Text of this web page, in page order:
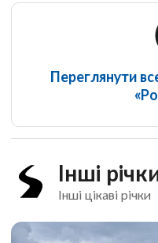
Переглянути
Інші
Інші цікаві річки